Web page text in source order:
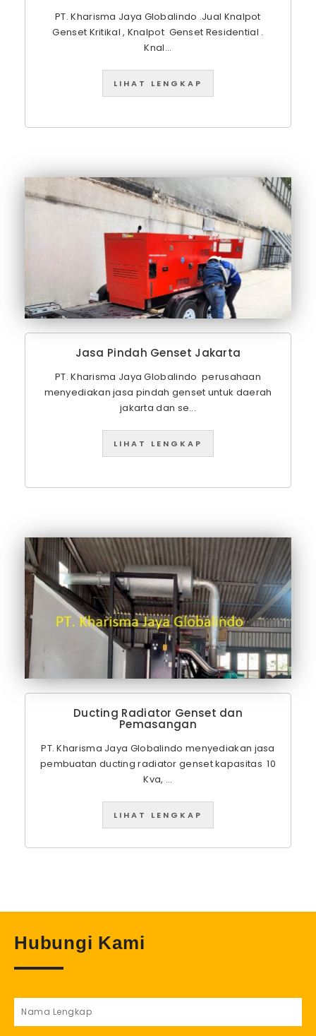
PT. Kharisma Jaya Globalindo .Jual Knalpot
Genset Kritikal , Knalpot Genset Residential .
Knal...
LIHAT LENGKAP
Jasa Pindah Genset Jakarta
PT. Kharisma Jaya Globalindo perusahaan
menyediakan jasa pindah genset untuk daerah
jakarta dan se...
LIHAT LENGKAP
Ducting Radiator Genset dan
Pemasangan
PT. Kharisma Jaya Globalindo menyediakan jasa
pembuatan ducting radiator genset kapasitas 10
Kva, ...
LIHAT LENGKAP
Hubungi Kami